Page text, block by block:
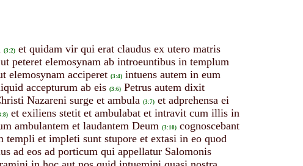
(3:2) et quidam vir qui erat claudus ex utero matris
peteret elemosynam ab introeuntibus in templum
elemosynam acciperet (3:4) intuens autem in eum
accepturum ab eis (3:6) Petrus autem dixit
Nazareni surge et ambula (3:7) et adprehensa ei
et exiliens stetit et ambulabat et intravit cum illis in
ambulantem et laudantem Deum (3:10) cognoscebant
templi et impleti sunt stupore et extasi in eo quod
ad eos ad porticum qui appellatur Salomonis